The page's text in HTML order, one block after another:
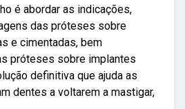
é abordar as indicações,
das próteses sobre
e cimentadas, bem
próteses sobre implantes
definitiva que ajuda as
dentes a voltarem a mastigar,